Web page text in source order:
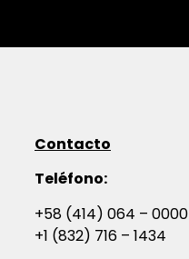
Contacto
Teléfono:
+58 (414) 064 – 0000
+1 (832) 716 – 1434